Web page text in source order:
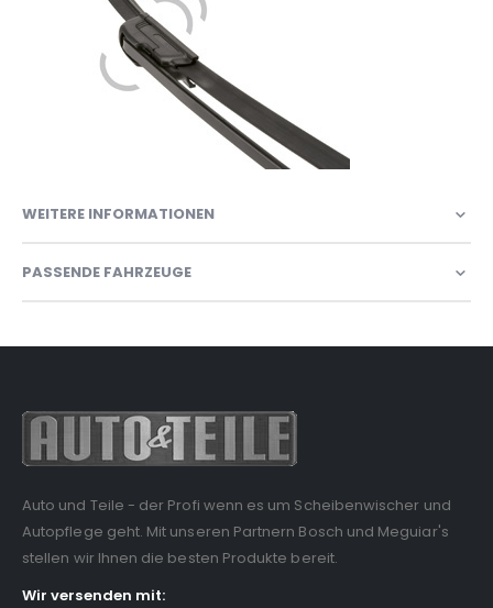
WEITERE INFORMATIONEN
PASSENDE FAHRZEUGE
Auto und Teile - der Profi wenn es um Scheibenwischer und
Autopflege geht. Mit unseren Partnern Bosch und Meguiar's
stellen wir Ihnen die besten Produkte bereit.
Wir versenden mit: